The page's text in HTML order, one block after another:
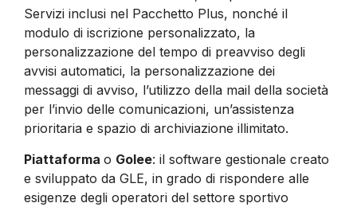
Servizi inclusi nel Pacchetto Plus, nonché il
modulo di iscrizione personalizzato, la
personalizzazione del tempo di preavviso degli
avvisi automatici, la personalizzazione dei
messaggi di avviso, l’utilizzo della mail della società
per l’invio delle comunicazioni, un’assistenza
prioritaria e spazio di archiviazione illimitato.
Piattaforma o Golee: il software gestionale creato
e sviluppato da GLE, in grado di rispondere alle
esigenze degli operatori del settore sportivo